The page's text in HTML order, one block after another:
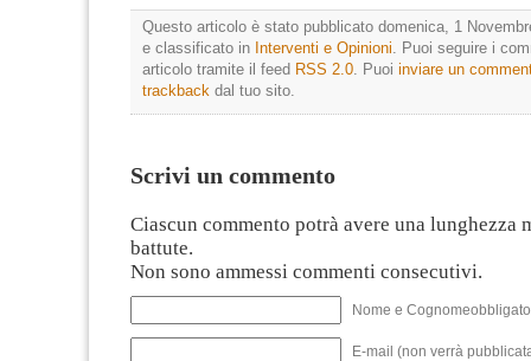
Questo articolo è stato pubblicato domenica, 1
e classificato in Interventi e Opinioni . Puoi seguire i
articolo tramite il feed RSS 2.0 . Puoi inviare un
trackback dal tuo sito.
Scrivi un commento
Ciascun commento potrà avere una lunghezza
battute.
Non sono ammessi commenti consecutivi.
Nome e
E-mail (non verrà